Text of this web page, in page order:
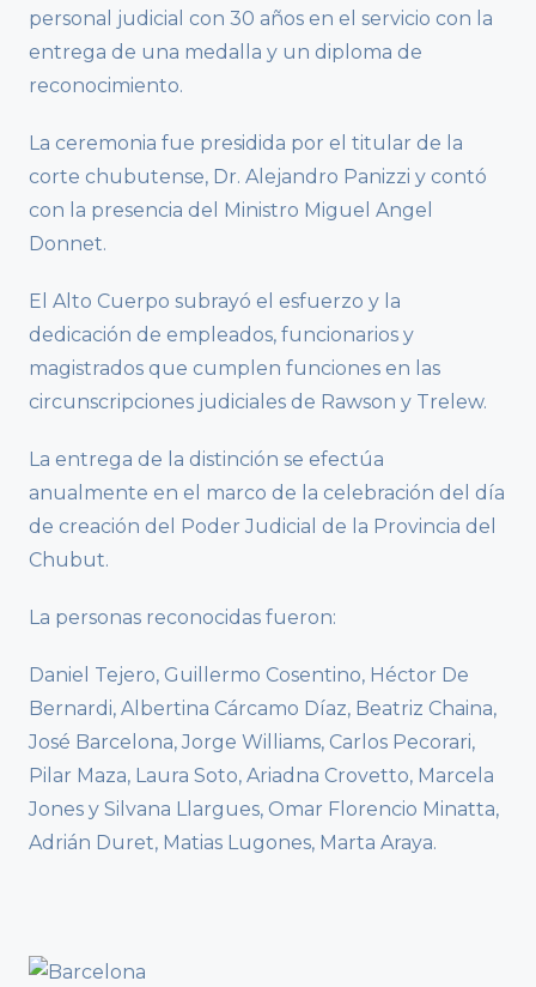
personal judicial con 30 años en el servicio con la
entrega de una medalla y un diploma de
reconocimiento.
La ceremonia fue presidida por el titular de la
corte chubutense, Dr. Alejandro Panizzi y contó
con la presencia del Ministro Miguel Angel
Donnet.
El Alto Cuerpo subrayó el esfuerzo y la
dedicación de empleados, funcionarios y
magistrados que cumplen funciones en las
circunscripciones judiciales de Rawson y Trelew.
La entrega de la distinción se efectúa
anualmente en el marco de la celebración del día
de creación del Poder Judicial de la Provincia del
Chubut.
La personas reconocidas fueron:
Daniel Tejero, Guillermo Cosentino, Héctor De
Bernardi, Albertina Cárcamo Díaz, Beatriz Chaina,
José Barcelona, Jorge Williams, Carlos Pecorari,
Pilar Maza, Laura Soto, Ariadna Crovetto, Marcela
Jones y Silvana Llargues, Omar Florencio Minatta,
Adrián Duret, Matias Lugones, Marta Araya.